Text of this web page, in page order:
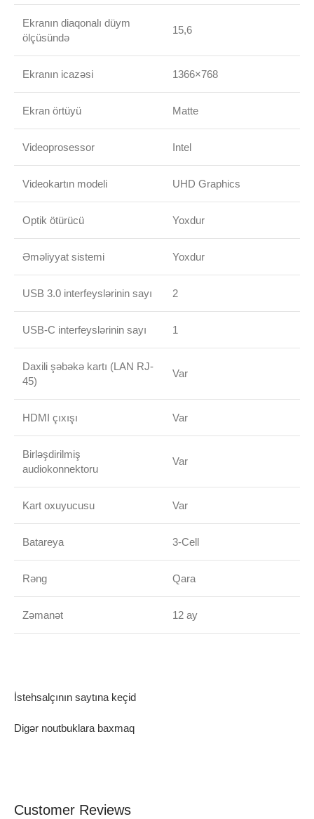
Ekranın diaqonalı düym
ölçüsündə
15,6
Ekranın icazəsi 1366×768
Ekran örtüyü Matte
Videoprosessor Intel
Videokartın modeli UHD Graphics
Optik ötürücü Yoxdur
Əməliyyat sistemi Yoxdur
USB 3.0 interfeyslərinin sayı 2
USB-C interfeyslərinin sayı 1
Daxili şəbəkə kartı (LAN RJ-
45)
Var
HDMI çıxışı Var
Birləşdirilmiş
audiokonnektoru
Var
Kart oxuyucusu Var
Batareya 3-Cell
Rəng Qara
Zəmanət 12 ay
İstehsalçının saytına keçid
Digər noutbuklara baxmaq
Customer Reviews